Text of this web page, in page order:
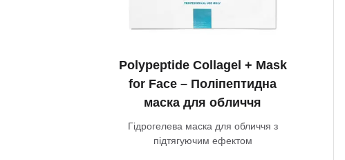
Polypeptide Сollagel + Mask
for Face – Поліпептидна
маска для обличчя
Гідрогелева маска для обличчя з
підтягуючим ефектом